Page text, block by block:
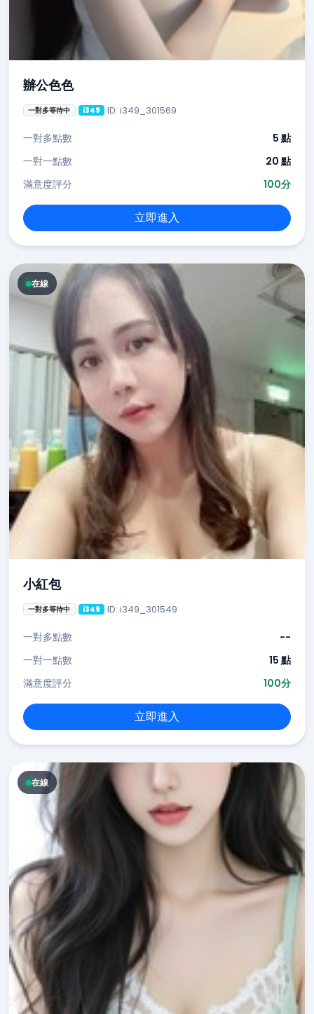
辦公色色
一對多等待中 i349 ID: i349_301569
一對多點數
5 點
一對一點數
20 點
滿意度評分
100分
立即進入
在線
小紅包
一對多等待中 i349 ID: i349_301549
一對多點數
--
一對一點數
15 點
滿意度評分
100分
立即進入
在線